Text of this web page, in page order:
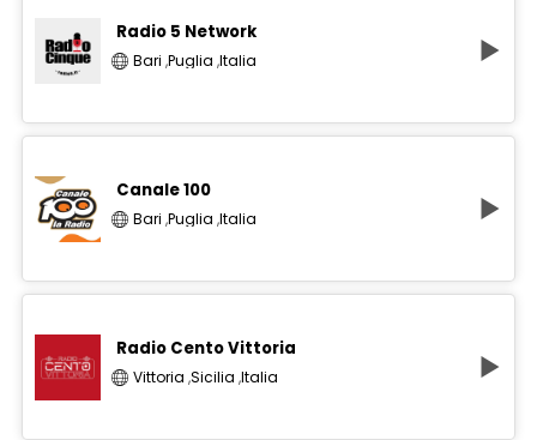
Radio 5 Network
Bari ,Puglia ,Italia
Canale 100
Bari ,Puglia ,Italia
Radio Cento Vittoria
Vittoria ,Sicilia ,Italia